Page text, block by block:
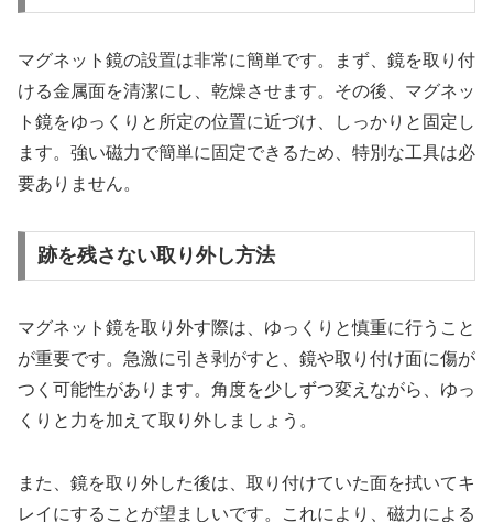
マグネット鏡の設置は非常に簡単です。まず、鏡を取り付
ける金属面を清潔にし、乾燥させます。その後、マグネッ
ト鏡をゆっくりと所定の位置に近づけ、しっかりと固定し
ます。強い磁力で簡単に固定できるため、特別な工具は必
要ありません。
跡を残さない取り外し方法
マグネット鏡を取り外す際は、ゆっくりと慎重に行うこと
が重要です。急激に引き剥がすと、鏡や取り付け面に傷が
つく可能性があります。角度を少しずつ変えながら、ゆっ
くりと力を加えて取り外しましょう。
また、鏡を取り外した後は、取り付けていた面を拭いてキ
レイにすることが望ましいです。これにより、磁力による